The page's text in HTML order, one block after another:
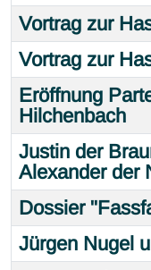
Vortrag zur
Vortrag zur
Eröffnung
Hilchenbach
Justin der
Alexander der
Dossier
Jürgen Nugel